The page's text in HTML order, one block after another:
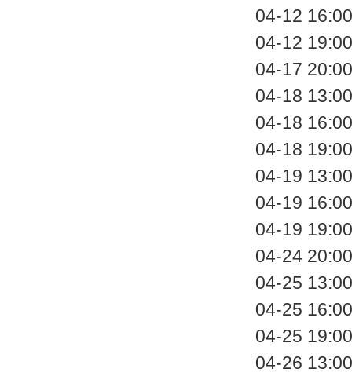
04-12
04-12
04-17
04-18
04-18
04-18
04-19
04-19
04-19
04-24
04-25
04-25
04-25
04-26